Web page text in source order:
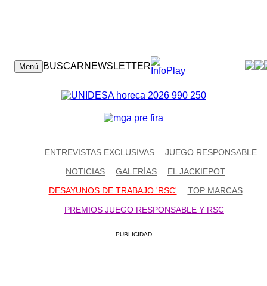
Menú BUSCARNEWSLETTER
ENTREVISTAS EXCLUSIVAS
JUEGO RESPONSABLE
NOTICIAS
GALERÍAS
EL JACKIEPOT
DESAYUNOS DE TRABAJO 'RSC'
TOP MARCAS
PREMIOS JUEGO RESPONSABLE Y RSC
PUBLICIDAD